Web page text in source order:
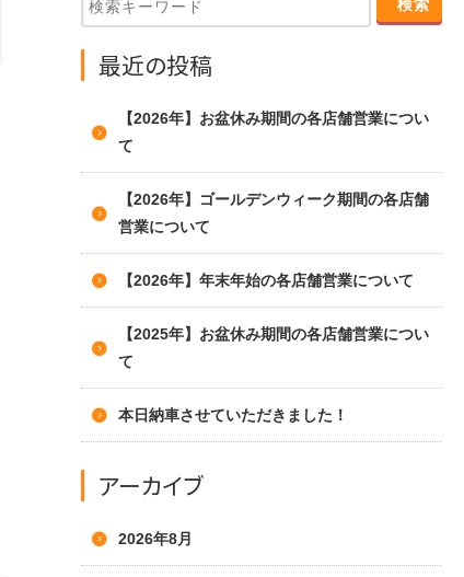
最近の投稿
【2026年】お盆休み期間の各店舗営業につい
て
【2026年】ゴールデンウィーク期間の各店舗
営業について
【2026年】年末年始の各店舗営業について
【2025年】お盆休み期間の各店舗営業につい
て
本日納車させていただきました！
アーカイブ
2026年8月